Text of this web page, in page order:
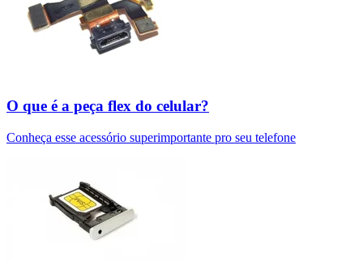
O que é a peça flex do celular?
Conheça esse acessório superimportante pro seu telefone